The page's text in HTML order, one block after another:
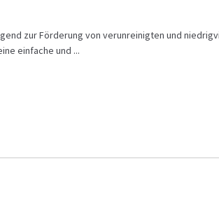
zur Förderung von verunreinigten und
einfache und ...